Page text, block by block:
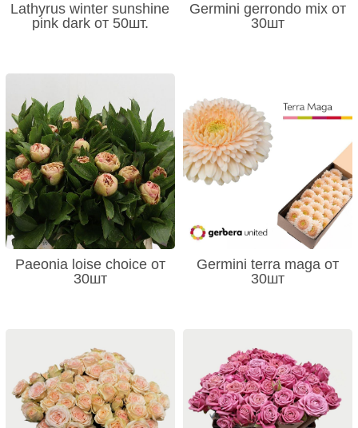
Lathyrus winter sunshine
pink dark от 50шт.
Germini gerrondo mix от
30шт
Paeonia loise choice от
30шт
Germini terra maga от
30шт